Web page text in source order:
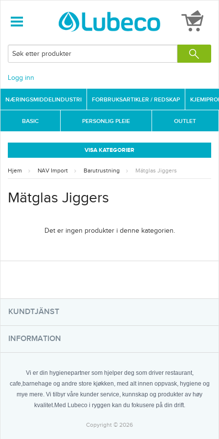
Logg inn
NÆRINGSMIDDELINDUSTRI FORBRUKSARTIKLER / REDSKAP
BASIC PERSONLIG PLEIE OUTLET
VISA KATEGORIER
Hjem NAV Import Barutrustning Mätglas Jiggers
Mätglas Jiggers
Det er ingen produkter i denne kategorien.
KUNDTJÄNST
INFORMATION
Vi er din hygienepartner som hjelper deg som driver restaurant,
cafe,barnehage og andre store kjøkken, med alt innen oppvask, hygiene og
mye mere. Vi tilbyr våre kunder service, kunnskap og produkter av høy
kvalitet.Med Lubeco i ryggen kan du fokusere på din drift.
Copyright © 2026